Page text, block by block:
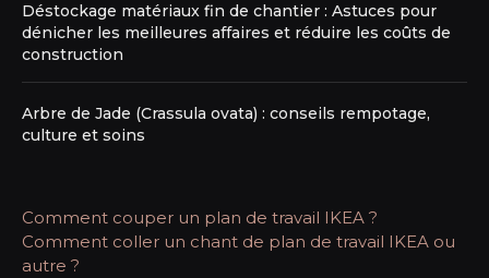
Déstockage matériaux fin de chantier : Astuces pour
dénicher les meilleures affaires et réduire les coûts de
construction
Arbre de Jade (Crassula ovata) : conseils rempotage,
culture et soins
Comment couper un plan de travail IKEA ?
Comment coller un chant de plan de travail IKEA ou
autre ?